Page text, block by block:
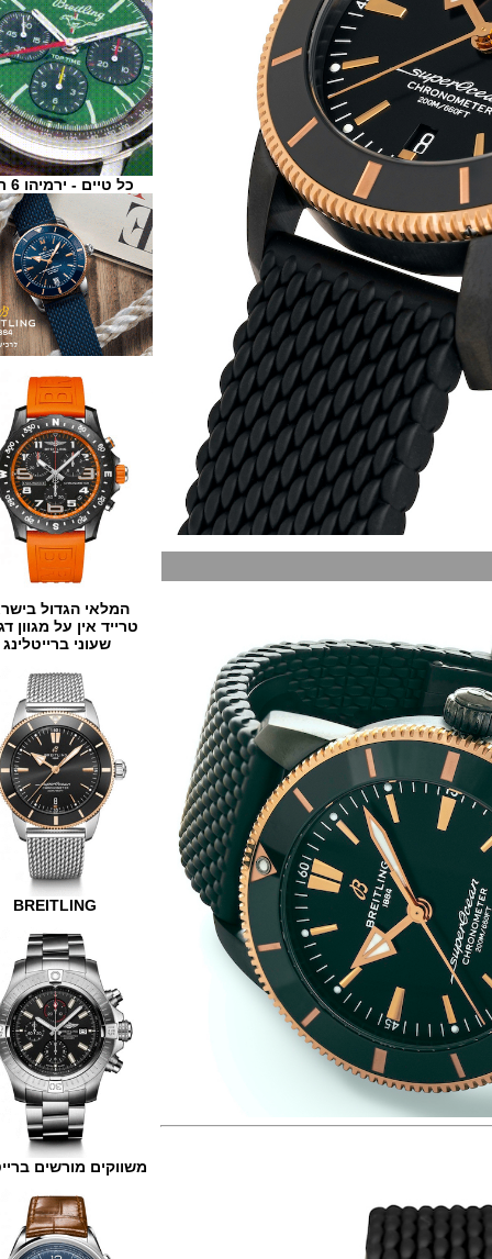
כל טיים - ירמיהו 6 ת"א
המלאי הגדול בישראל
טרייד אין על מגוון דגמים
שעוני ברייטלינג
BREITLING
משווקים מורשים ברייטלינג